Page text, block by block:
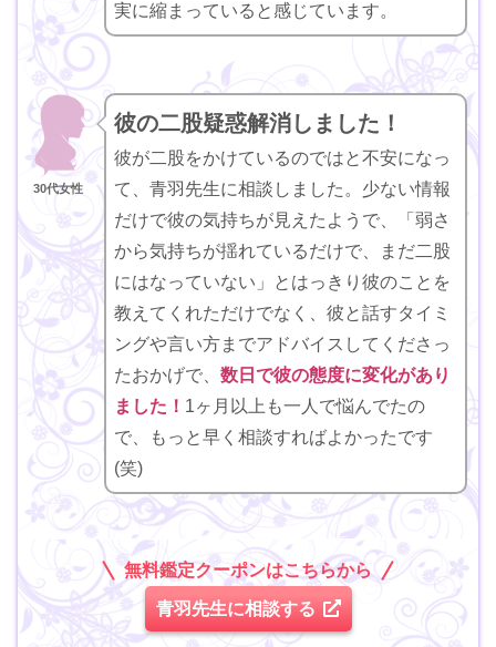
実に縮まっていると感じています。
30代女性
彼の二股疑惑解消しました！
彼が二股をかけているのではと不安になっ
て、青羽先生に相談しました。少ない情報
だけで彼の気持ちが見えたようで、「弱さ
から気持ちが揺れているだけで、まだ二股
にはなっていない」とはっきり彼のことを
教えてくれただけでなく、彼と話すタイミ
ングや言い方までアドバイスしてくださっ
たおかげで、数日で彼の態度に変化があり
ました！ 1ヶ月以上も一人で悩んでたの
で、もっと早く相談すればよかったです
(笑)
無料鑑定クーポンはこちらから
青羽先生に相談する